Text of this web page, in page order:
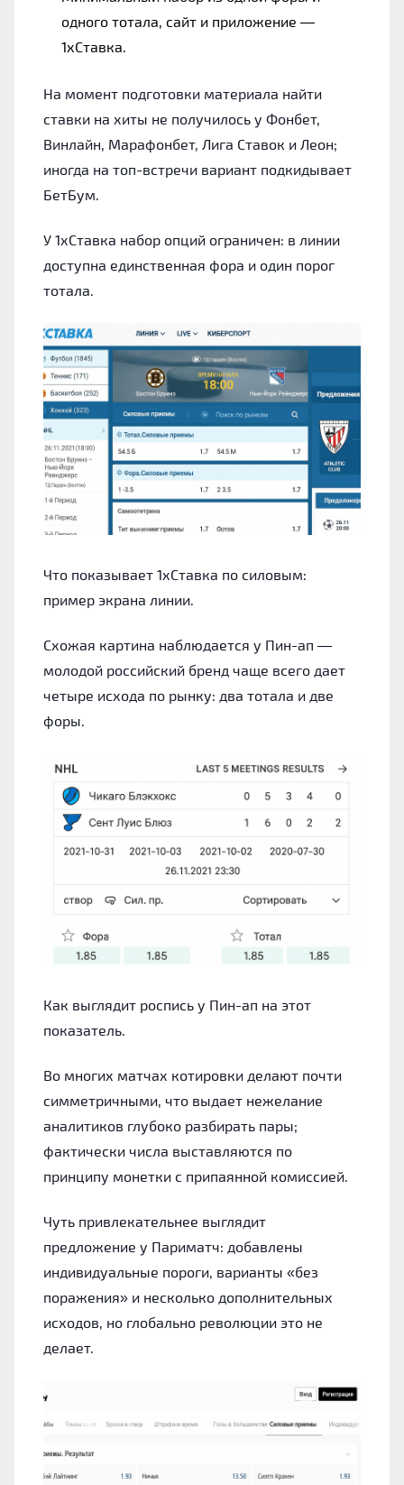
одного тотала, сайт и приложение —
1хСтавка.
На момент подготовки материала найти
ставки на хиты не получилось у Фонбет,
Винлайн, Марафонбет, Лига Ставок и Леон;
иногда на топ-встречи вариант подкидывает
БетБум.
У 1хСтавка набор опций ограничен: в линии
доступна единственная фора и один порог
тотала.
Что показывает 1хСтавка по силовым:
пример экрана линии.
Схожая картина наблюдается у Пин-ап —
молодой российский бренд чаще всего дает
четыре исхода по рынку: два тотала и две
форы.
Как выглядит роспись у Пин-ап на этот
показатель.
Во многих матчах котировки делают почти
симметричными, что выдает нежелание
аналитиков глубоко разбирать пары;
фактически числа выставляются по
принципу монетки с припаянной комиссией.
Чуть привлекательнее выглядит
предложение у Париматч: добавлены
индивидуальные пороги, варианты «без
поражения» и несколько дополнительных
исходов, но глобально революции это не
делает.